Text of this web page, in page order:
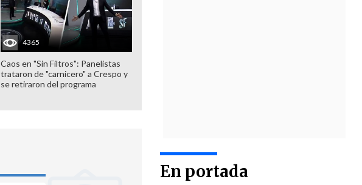
En portada
4365
Caos en "Sin Filtros": Panelistas
trataron de "carnicero" a Crespo y
se retiraron del programa